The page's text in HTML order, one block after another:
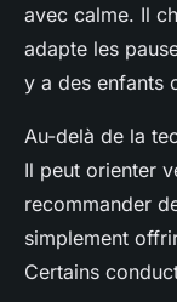
avec calme. Il
adapte les
y a des enfants
Au-delà de la
Il peut orienter
recommander
simplement
Certains